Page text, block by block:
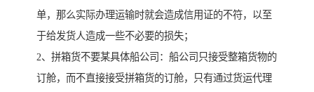
单，那么实际办理运输时就会造成信用证的不符，以至
于给发货人造成一些不必要的损失；
2、拼箱货不要某具体船公司：船公司只接受整箱货物的
订舱，而不直接接受拼箱货的订舱，只有通过货运代理